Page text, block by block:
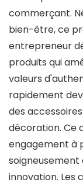
commerçant.
bien-être, ce
entrepreneur
produits qui
valeurs
rapidement
des
décoration. Ce
engagement à
soigneusement
innovation.